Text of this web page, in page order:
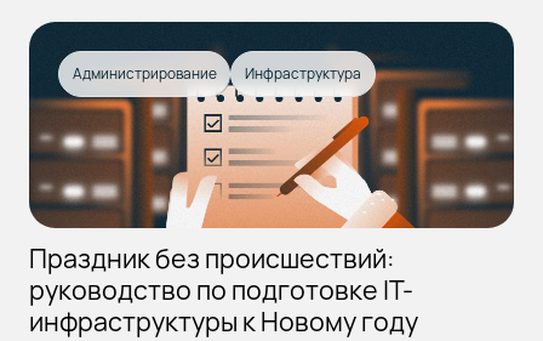
Администрирование Инфраструктура
Праздник без происшествий:
руководство по подготовке IT-
инфраструктуры к Новому году